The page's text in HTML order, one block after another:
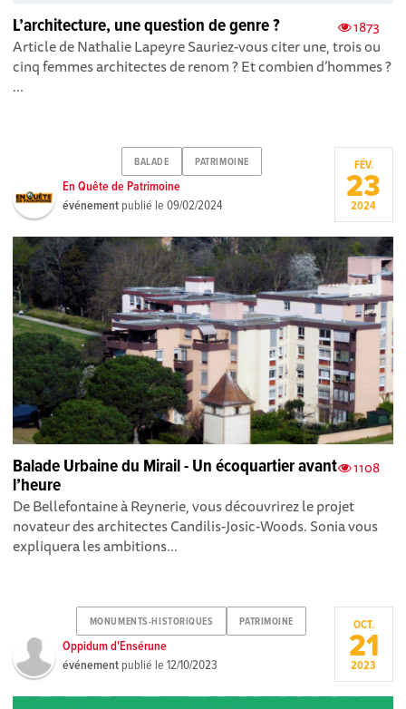
1873
L’architecture, une question de genre ?
Article de Nathalie Lapeyre Sauriez-vous citer une, trois ou
cinq femmes architectes de renom ? Et combien d’hommes ?
...
BALADE PATRIMOINE
En Quête de Patrimoine
événement publié le09/02/2024
FÉV.
23
2024
1108
Balade Urbaine du Mirail - Un écoquartier avant
l’heure
De Bellefontaine à Reynerie, vous découvrirez le projet
novateur des architectes Candilis-Josic-Woods. Sonia vous
expliquera les ambitions...
MONUMENTS-HISTORIQUES PATRIMOINE
Oppidum d'Ensérune
événement publié le12/10/2023
OCT.
21
2023